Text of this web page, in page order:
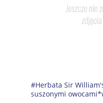
#Herbata Sir
suszonymi